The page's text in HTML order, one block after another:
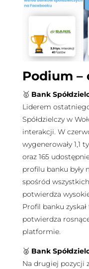
Podium –
🥇 Bank
Liderem
Spółdzielczy w
interakcji. W
wygenerowały 1,1
oraz 165
profilu banku były
spośród
potwierdza
Profil banku
potwierdza
platformie.
🥈 Bank
Na drugiej pozycji